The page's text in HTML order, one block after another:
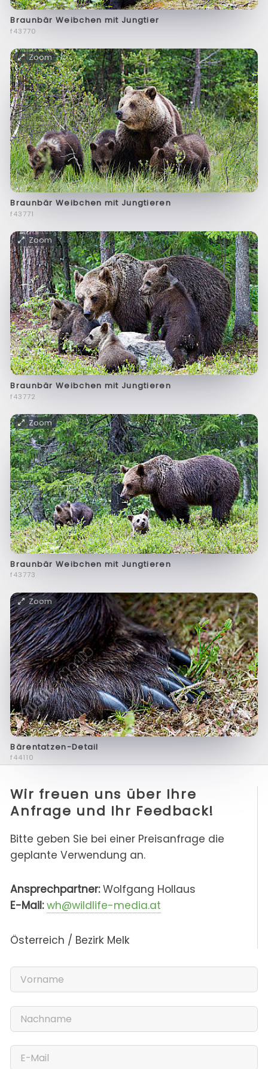
Braunbär Weibchen mit Jungtier
f43770
Zoom
Braunbär Weibchen mit Jungtieren
f43771
Zoom
Braunbär Weibchen mit Jungtieren
f43772
Zoom
Braunbär Weibchen mit Jungtieren
f43773
Zoom
Bärentatzen-Detail
f44110
Wir freuen uns über Ihre
Anfrage und Ihr Feedback!
Bitte geben Sie bei einer Preisanfrage die
geplante Verwendung an.
Ansprechpartner:Wolfgang Hollaus
E-Mail: wh@wildlife-media.at
Österreich / Bezirk Melk